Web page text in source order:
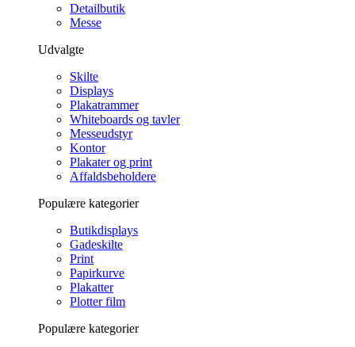
Detailbutik
Messe
Udvalgte
Skilte
Displays
Plakatrammer
Whiteboards og tavler
Messeudstyr
Kontor
Plakater og print
Affaldsbeholdere
Populære kategorier
Butikdisplays
Gadeskilte
Print
Papirkurve
Plakatter
Plotter film
Populære kategorier